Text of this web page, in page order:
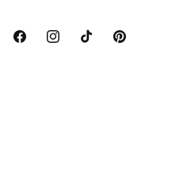
FacebookInstagramTikTok Pinterest